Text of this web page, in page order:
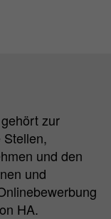
zur
Stellen,
und den
und
HA.